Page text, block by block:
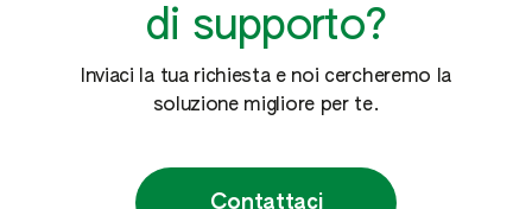
di supporto?
Inviaci la tua richiesta e noi cercheremo la
soluzione migliore per te.
Contattaci